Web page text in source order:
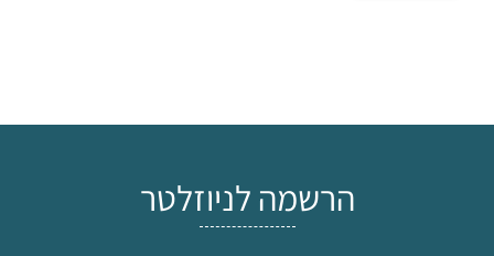
הרשמה לניוזלטר